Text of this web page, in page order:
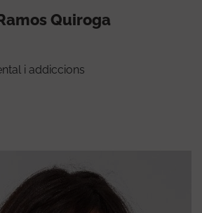
Quiroga
i addiccions